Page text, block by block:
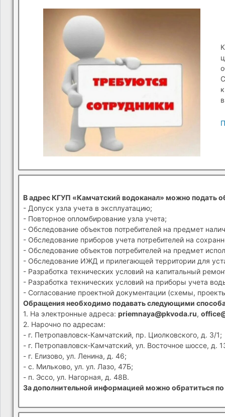
В адрес КГУП «Камчатский водоканал» можно подать
- Допуск узла учета в эксплуатацию;
- Повторное опломбирование узла учета;
- Обследование объектов потребителей на предмет
- Обследование приборов учета потребителей на
- Обследование объектов потребителей на предмет
- Обследование ИЖД и прилегающей территории для
- Разработка технических условий на капитальный
- Разработка технических условий на приборы учета
- Согласование проектной документации (схемы,
Обращения необходимо подавать следующими
1. На электронные адреса: priemnaya@pkvoda.ru,
2. Нарочно по адресам:
- г. Петропавловск-Камчатский, пр. Циолковского, д. 3/1;
- г. Петропавловск-Камчатский, ул. Восточное шоссе, д.
- г. Елизово, ул. Ленина, д. 46;
- с. Мильково, ул. ул. Лазо, 47Б;
- п. Эссо, ул. Нагорная, д. 48В.
За дополнительной информацией можно обратиться